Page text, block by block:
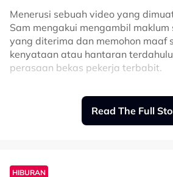
Menerusi sebuah video yang
Sam mengakui mengambil
yang diterima dan memohon maaf
kenyataan atau hantaran
perasaan bekas pekerja terbabit.
sebelum ini, yang live host itu.
hantaran yang saya tersalah
Read The Full
HIBURAN